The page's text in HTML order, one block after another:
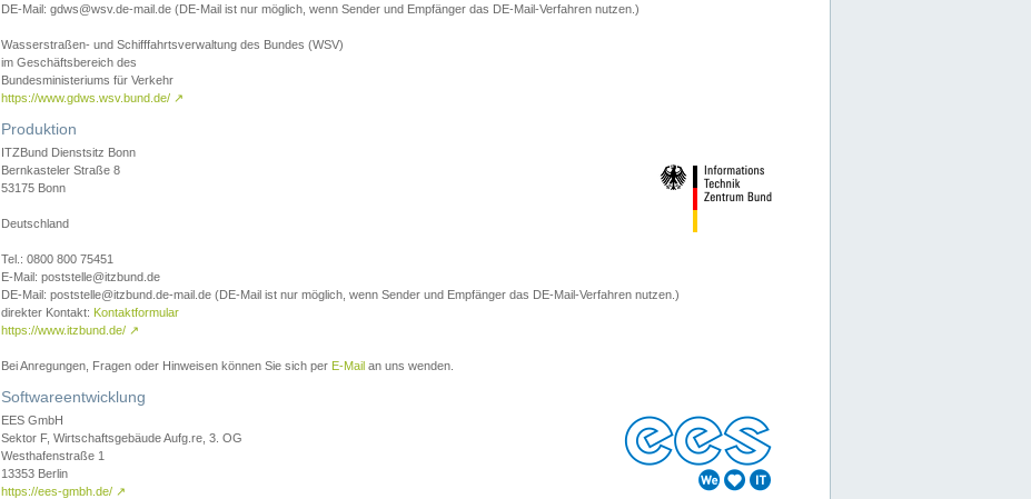
DE-Mail: gdws@wsv.de-mail.de (DE-Mail ist nur möglich, wenn Sender und Empfänger das DE-Mail-Verfahren nutzen.)
Wasserstraßen- und Schifffahrtsverwaltung des Bundes (WSV)
im Geschäftsbereich des
Bundesministeriums für Verkehr
https://www.gdws.wsv.bund.de/ ↗
Produktion
ITZBund Dienstsitz Bonn
Bernkasteler Straße 8
53175 Bonn
Deutschland
Tel.: 0800 800 75451
E-Mail: poststelle@itzbund.de
DE-Mail: poststelle@itzbund.de-mail.de (DE-Mail ist nur möglich, wenn Sender und Empfänger das DE-Mail-Verfahren nutzen.)
direkter Kontakt: Kontaktformular
https://www.itzbund.de/ ↗
Bei Anregungen, Fragen oder Hinweisen können Sie sich per E-Mail an uns wenden.
Softwareentwicklung
EES GmbH
Sektor F, Wirtschaftsgebäude Aufg.re, 3. OG
Westhafenstraße 1
13353 Berlin
https://ees-gmbh.de/ ↗